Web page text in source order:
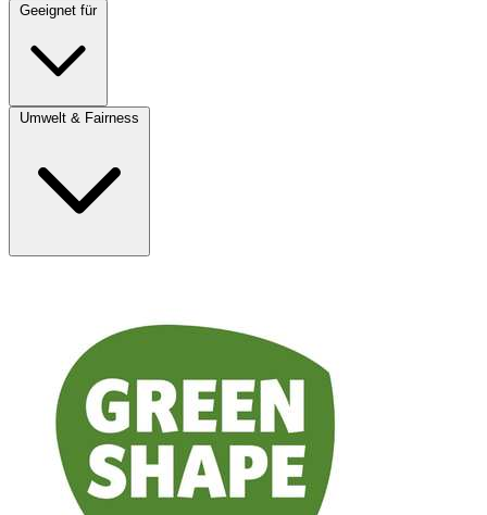
Geeignet für
Umwelt & Fairness